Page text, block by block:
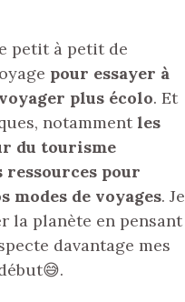
petit à petit de
pour essayer à
plus écolo. Et
notamment les
du tourisme
ressources pour
de voyages. Je
la planète en pensant
davantage mes